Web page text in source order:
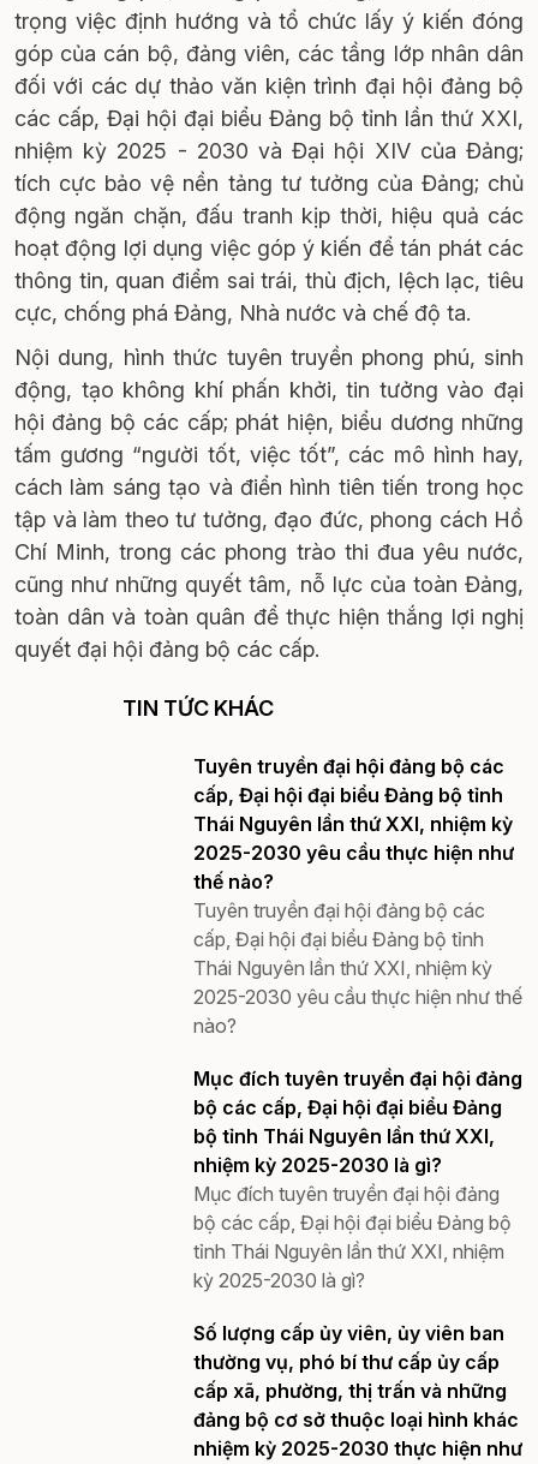
trọng việc định hướng và tổ chức lấy ý kiến đóng
góp của cán bộ, đảng viên, các tầng lớp nhân dân
đối với các dự thảo văn kiện trình đại hội đảng bộ
các cấp, Đại hội đại biểu Đảng bộ tỉnh lần thứ XXI,
nhiệm kỳ 2025 - 2030 và Đại hội XIV của Đảng;
tích cực bảo vệ nền tảng tư tưởng của Đảng; chủ
động ngăn chặn, đấu tranh kịp thời, hiệu quả các
hoạt động lợi dụng việc góp ý kiến để tán phát các
thông tin, quan điểm sai trái, thù địch, lệch lạc, tiêu
cực, chống phá Đảng, Nhà nước và chế độ ta.
Nội dung, hình thức tuyên truyền phong phú, sinh
động, tạo không khí phấn khởi, tin tưởng vào đại
hội đảng bộ các cấp; phát hiện, biểu dương những
tấm gương “người tốt, việc tốt”, các mô hình hay,
cách làm sáng tạo và điển hình tiên tiến trong học
tập và làm theo tư tưởng, đạo đức, phong cách Hồ
Chí Minh, trong các phong trào thi đua yêu nước,
cũng như những quyết tâm, nỗ lực của toàn Đảng,
toàn dân và toàn quân để thực hiện thắng lợi nghị
quyết đại hội đảng bộ các cấp.
TIN TỨC KHÁC
Tuyên truyền đại hội đảng bộ các
cấp, Đại hội đại biểu Đảng bộ tỉnh
Thái Nguyên lần thứ XXI, nhiệm kỳ
2025-2030 yêu cầu thực hiện như
thế nào?
Tuyên truyền đại hội đảng bộ các
cấp, Đại hội đại biểu Đảng bộ tỉnh
Thái Nguyên lần thứ XXI, nhiệm kỳ
2025-2030 yêu cầu thực hiện như thế
nào?
Mục đích tuyên truyền đại hội đảng
bộ các cấp, Đại hội đại biểu Đảng
bộ tỉnh Thái Nguyên lần thứ XXI,
nhiệm kỳ 2025-2030 là gì?
Mục đích tuyên truyền đại hội đảng
bộ các cấp, Đại hội đại biểu Đảng bộ
tỉnh Thái Nguyên lần thứ XXI, nhiệm
kỳ 2025-2030 là gì?
Số lượng cấp ủy viên, ủy viên ban
thường vụ, phó bí thư cấp ủy cấp
cấp xã, phường, thị trấn và những
đảng bộ cơ sở thuộc loại hình khác
nhiệm kỳ 2025-2030 thực hiện như